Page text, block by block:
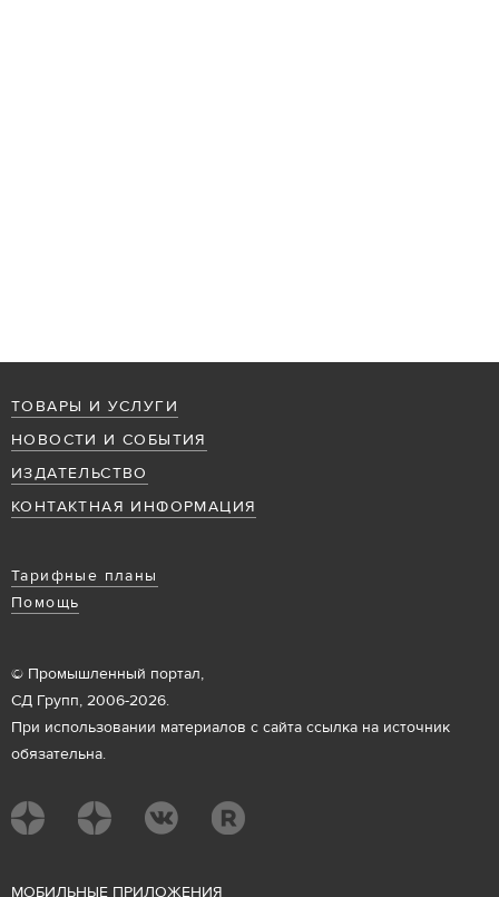
ТОВАРЫ И УСЛУГИ
НОВОСТИ И СОБЫТИЯ
ИЗДАТЕЛЬСТВО
КОНТАКТНАЯ ИНФОРМАЦИЯ
Тарифные планы
Помощь
© Промышленный портал,
СД Групп, 2006-2026.
При использовании материалов с сайта ссылка на источник
обязательна.
МОБИЛЬНЫЕ ПРИЛОЖЕНИЯ